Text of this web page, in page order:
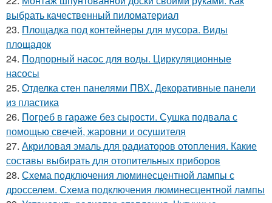
выбрать качественный пиломатериал
23. Площадка под контейнеры для мусора. Виды
площадок
24. Подпорный насос для воды. Циркуляционные
насосы
25. Отделка стен панелями ПВХ. Декоративные панели
из пластика
26. Погреб в гараже без сырости. Сушка подвала с
помощью свечей, жаровни и осушителя
27. Акриловая эмаль для радиаторов отопления. Какие
составы выбирать для отопительных приборов
28. Схема подключения люминесцентной лампы с
дросселем. Схема подключения люминесцентной лампы